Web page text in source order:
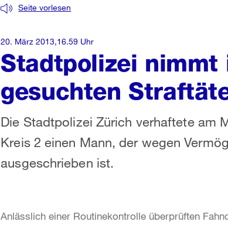
Stadtpolizei nimmt
gesuchten
Seite vorlesen
Die Stadtpolizei Zürich verhaftete am
Kreis 2 einen Mann, der wegen
ausgeschrieben ist.
20. März 2013,16.59 Uhr
Anlässlich einer Routinekontrolle überprüften